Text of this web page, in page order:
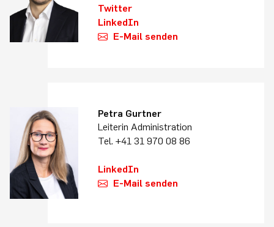
Twitter
LinkedIn
E-Mail senden
Petra Gurtner
Leiterin Administration
Tel. +41 31 970 08 86
LinkedIn
E-Mail senden